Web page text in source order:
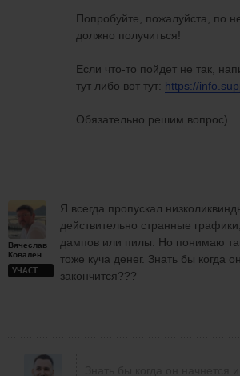
Попробуйте, пожалуйста, по
должно получиться!
Если что-то пойдет не так,
тут либо вот тут: https://
Обязательно решим вопрос)
Вячеслав
Коваленко
УЧАСТНИК
Я всегда пропускал
действительно странные
дампов или пилы. Но понимаю
тоже куча денег. Знать бы когда
закончится???